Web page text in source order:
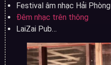
Festival âm nhạc Hải Phòng
Đêm nhạc trên thông
LaiZai Pub…